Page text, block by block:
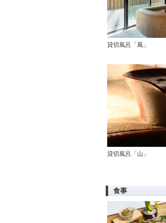
貸切風呂「風」
貸切風呂「山」
食事